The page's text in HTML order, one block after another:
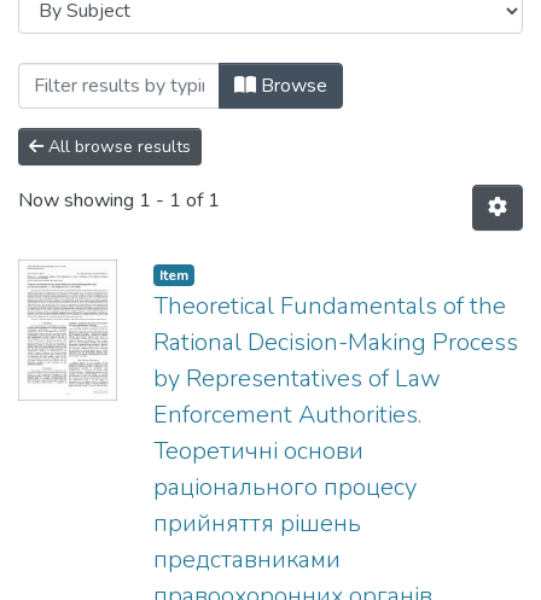
Browsing №1(30) by Subject "difficult
Browse
All browse results
Now showing 1 - 1 of 1
Item
Theoretical Fundamentals of the
Rational Decision-Making Process
by Representatives of Law
Enforcement Authorities.
Теоретичні основи
раціонального процесу
прийняття рішень
представниками